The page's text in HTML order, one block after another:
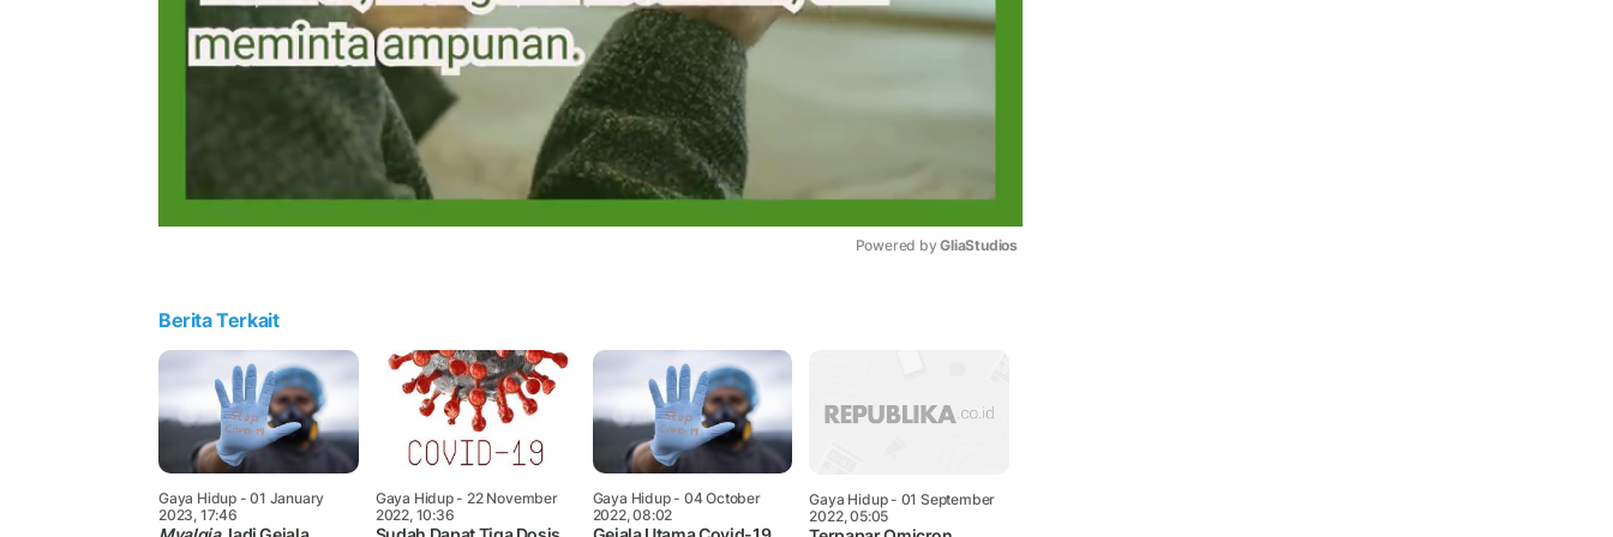
Powered by GliaStudios
Berita Terkait
Gaya Hidup- 01 January
2023, 17:46
Gaya Hidup- 22 November
2022, 10:36
Gaya Hidup- 04 October
2022, 08:02
Gaya Hidup- 01 September
2022, 05:05